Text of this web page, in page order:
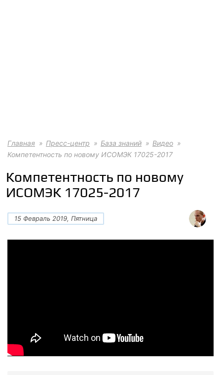
Главная Пресс-центр База знаний
Видео
Компетентность по новому ИСОМЭК 17025-2017
Компетентность по новому
ИСОМЭК 17025-2017
15 Февраль 2019, Пятница